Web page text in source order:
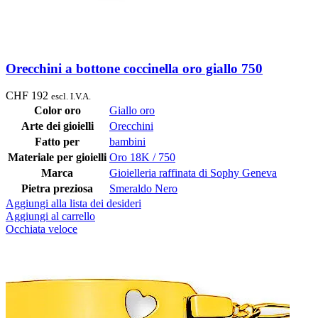
Orecchini a bottone coccinella oro giallo 750
CHF 192 escl. I.V.A.
Color oro
Giallo oro
Arte dei gioielli
Orecchini
Fatto per
bambini
Materiale per gioielli Oro 18K / 750
Marca
Gioielleria raffinata di Sophy Geneva
Pietra preziosa
Smeraldo Nero
Aggiungi alla lista dei desideri
Aggiungi al carrello
Occhiata veloce